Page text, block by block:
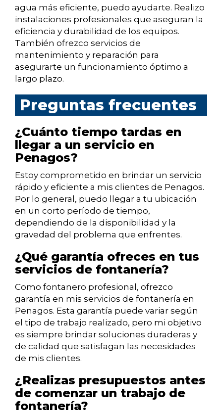
agua más eficiente, puedo ayudarte. Realizo
instalaciones profesionales que aseguran la
eficiencia y durabilidad de los equipos.
También ofrezco servicios de
mantenimiento y reparación para
asegurarte un funcionamiento óptimo a
largo plazo.
Preguntas frecuentes
¿Cuánto tiempo tardas en
llegar a un servicio en
Penagos?
Estoy comprometido en brindar un servicio
rápido y eficiente a mis clientes de Penagos.
Por lo general, puedo llegar a tu ubicación
en un corto período de tiempo,
dependiendo de la disponibilidad y la
gravedad del problema que enfrentes.
¿Qué garantía ofreces en tus
servicios de fontanería?
Como fontanero profesional, ofrezco
garantía en mis servicios de fontanería en
Penagos. Esta garantía puede variar según
el tipo de trabajo realizado, pero mi objetivo
es siempre brindar soluciones duraderas y
de calidad que satisfagan las necesidades
de mis clientes.
¿Realizas presupuestos antes
de comenzar un trabajo de
fontanería?